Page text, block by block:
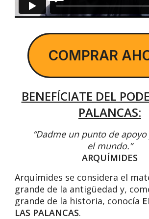
COMPRAR
BENEFÍCIATE DEL
PALANCAS:
“Dadme un punto de
el mundo.”
ARQUÍMIDES
Arquímides se considera el
grande de la antigüedad y,
grande de la historia, conocía
LAS PALANCAS.